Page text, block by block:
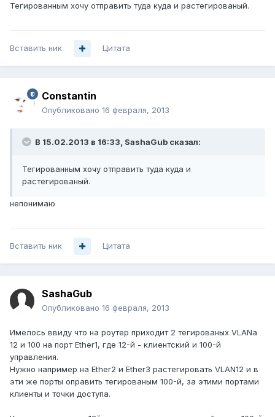
Тегированным хочу отправить туда куда и растегированый.
Вставить ник Цитата
Constantin
Опубликовано 16 февраля, 2013
В 15.02.2013 в 16:33, SashaGub сказал:
Тегированным хочу отправить туда куда и
растегированый.
непонимаю
Вставить ник Цитата
SashaGub
Опубликовано 16 февраля, 2013
Имелось ввиду что на роутер приходит 2 тегированых VLANа
12 и 100 на порт Ether1, где 12-й - клиентский и 100-й
управления.
Нужно например на Ether2 и Ether3 растегировать VLAN12 и в
эти же порты оправить тегированым 100-й, за этими портами
клиенты и точки доступа.